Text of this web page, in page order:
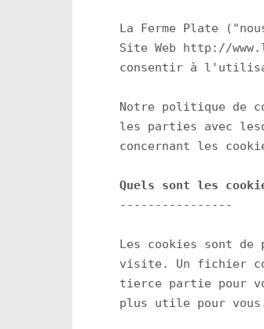
La Ferme Plate
Site Web http://
consentir à
Notre politique de
les parties avec
concernant les
Quels sont les
----------------
Les cookies sont de
visite. Un fichier
tierce partie pour
plus utile pour